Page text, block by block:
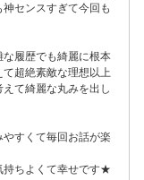
センスすぎて今回も
履歴でも綺麗に根本
超絶素敵な理想以上
て綺麗な丸みを出し
すくて毎回お話が楽
持ちよくて幸せです★